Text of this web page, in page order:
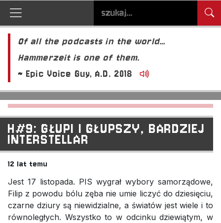
Of all the podcasts in the world…
Hammerzeit is one of them.
~ Epic Voice Guy, A.D. 2018
H#9: GŁUPI I GŁUPSZY, BARDZIEJ
INTERSTELLAR
12 lat temu
Jest 17 listopada. PIS wygrał wybory samorządowe,
Filip z powodu bólu zęba nie umie liczyć do dziesięciu,
czarne dziury są niewidzialne, a światów jest wiele i to
równoległych. Wszystko to w odcinku dziewiątym, w